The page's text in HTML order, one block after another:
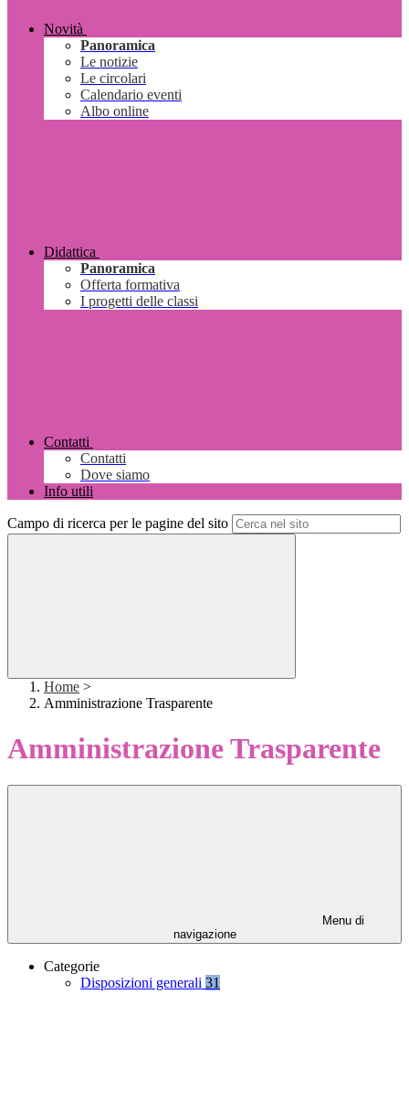
Novità
Panoramica
Le notizie
Le circolari
Calendario eventi
Albo online
Didattica
Panoramica
Offerta formativa
I progetti delle classi
Contatti
Contatti
Dove siamo
Info utili
Campo di ricerca per le pagine del sito
Home >
Amministrazione Trasparente
Amministrazione Trasparente
Menu di
navigazione
Categorie
Disposizioni generali 31